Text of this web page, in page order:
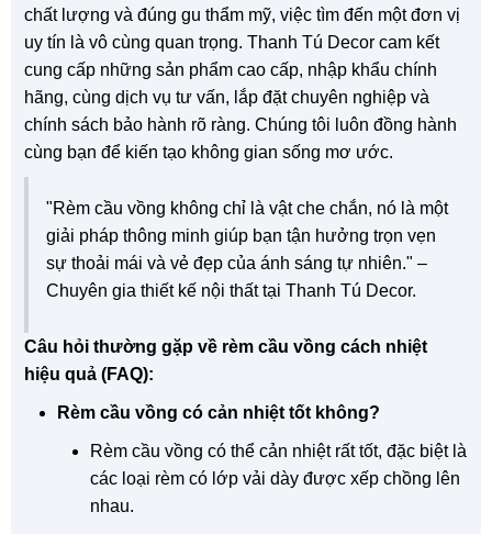
chất lượng và đúng gu thẩm mỹ, việc tìm đến một đơn vị
uy tín là vô cùng quan trọng. Thanh Tú Decor cam kết
cung cấp những sản phẩm cao cấp, nhập khẩu chính
hãng, cùng dịch vụ tư vấn, lắp đặt chuyên nghiệp và
chính sách bảo hành rõ ràng. Chúng tôi luôn đồng hành
cùng bạn để kiến tạo không gian sống mơ ước.
"Rèm cầu vồng không chỉ là vật che chắn, nó là một
giải pháp thông minh giúp bạn tận hưởng trọn vẹn
sự thoải mái và vẻ đẹp của ánh sáng tự nhiên." –
Chuyên gia thiết kế nội thất tại Thanh Tú Decor.
Câu hỏi thường gặp về rèm cầu vồng cách nhiệt
hiệu quả (FAQ):
Rèm cầu vồng có cản nhiệt tốt không?
Rèm cầu vồng có thể cản nhiệt rất tốt, đặc biệt là
các loại rèm có lớp vải dày được xếp chồng lên
nhau.